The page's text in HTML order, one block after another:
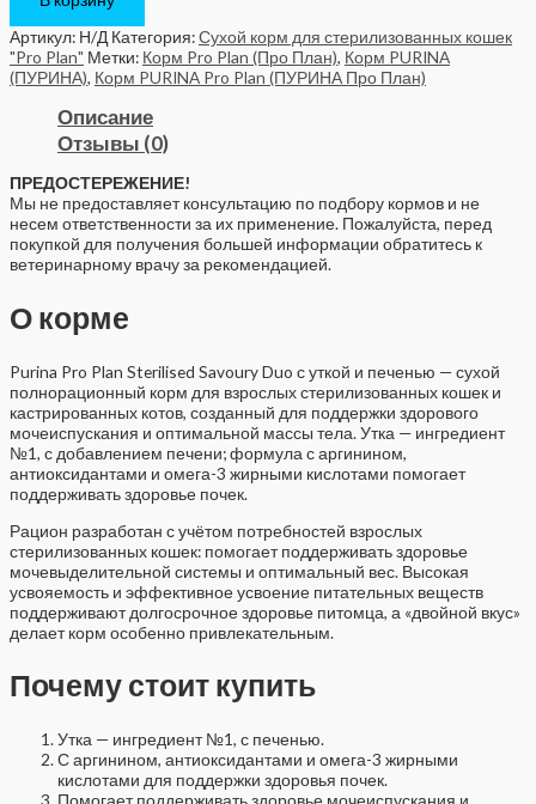
Артикул: Н/Д Категория:Сухой корм для стерилизованных кошек
"Pro Plan" Метки: Корм Pro Plan (Про План), Корм PURINA
(ПУРИНА), Корм PURINA Pro Plan (ПУРИНА Про План)
Описание
Отзывы (0)
ПРЕДОСТЕРЕЖЕНИЕ!
Мы не предоставляет консультацию по подбору кормов и не
несем ответственности за их применение. Пожалуйста, перед
покупкой для получения большей информации обратитесь к
ветеринарному врачу за рекомендацией.
О корме
Purina Pro Plan Sterilised Savoury Duo с уткой и печенью — сухой
полнорационный корм для взрослых стерилизованных кошек и
кастрированных котов, созданный для поддержки здорового
мочеиспускания и оптимальной массы тела. Утка — ингредиент
№1, с добавлением печени; формула с аргинином,
антиоксидантами и омега-3 жирными кислотами помогает
поддерживать здоровье почек.
Рацион разработан с учётом потребностей взрослых
стерилизованных кошек: помогает поддерживать здоровье
мочевыделительной системы и оптимальный вес. Высокая
усвояемость и эффективное усвоение питательных веществ
поддерживают долгосрочное здоровье питомца, а «двойной вкус»
делает корм особенно привлекательным.
Почему стоит купить
Утка — ингредиент №1, с печенью.
С аргинином, антиоксидантами и омега-3 жирными
кислотами для поддержки здоровья почек.
Помогает поддерживать здоровье мочеиспускания и